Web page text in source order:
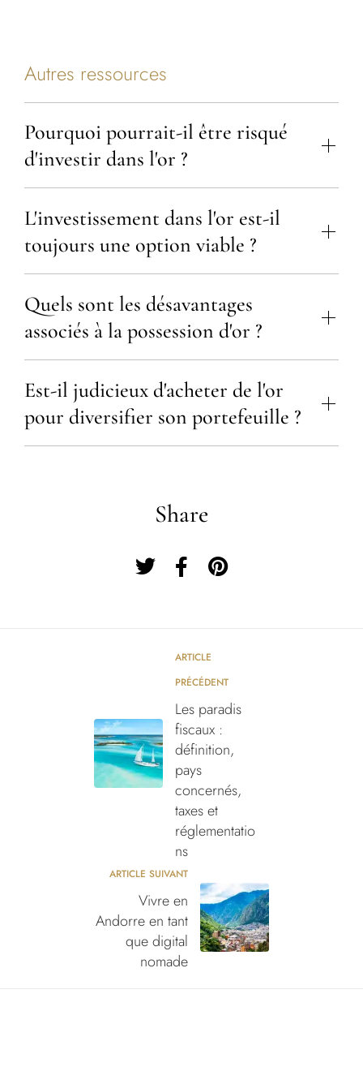
Autres ressources
Pourquoi pourrait-il être risqué
d'investir dans l'or ?
L'investissement dans l'or est-il
toujours une option viable ?
Quels sont les désavantages
associés à la possession d'or ?
Est-il judicieux d'acheter de l'or
pour diversifier son portefeuille ?
Share
ARTICLE
PRÉCÉDENT
Les paradis
fiscaux :
définition,
pays
concernés,
taxes et
réglementatio
ns
ARTICLE SUIVANT
Vivre en
Andorre en tant
que digital
nomade